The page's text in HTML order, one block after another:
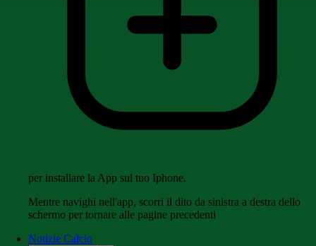
per installare la App sul tuo Iphone.
Mentre navighi nell'app, scorri il dito da sinistra a destra dello
schermo per tornare alle pagine precedenti
Notizie Calcio